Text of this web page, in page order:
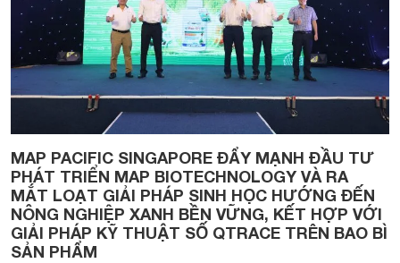
MAP PACIFIC SINGAPORE ĐẨY MẠNH ĐẦU TƯ
PHÁT TRIỂN MAP BIOTECHNOLOGY VÀ RA
MẮT LOẠT GIẢI PHÁP SINH HỌC HƯỚNG ĐẾN
NÔNG NGHIỆP XANH BỀN VỮNG, KẾT HỢP VỚI
GIẢI PHÁP KỸ THUẬT SỐ QTRACE TRÊN BAO BÌ
SẢN PHẨM